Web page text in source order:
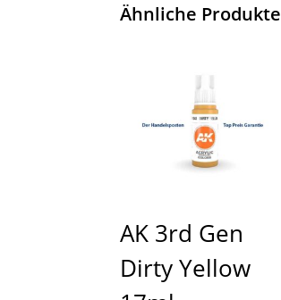
Ähnliche Produkte
AK 3rd Gen
Dirty Yellow